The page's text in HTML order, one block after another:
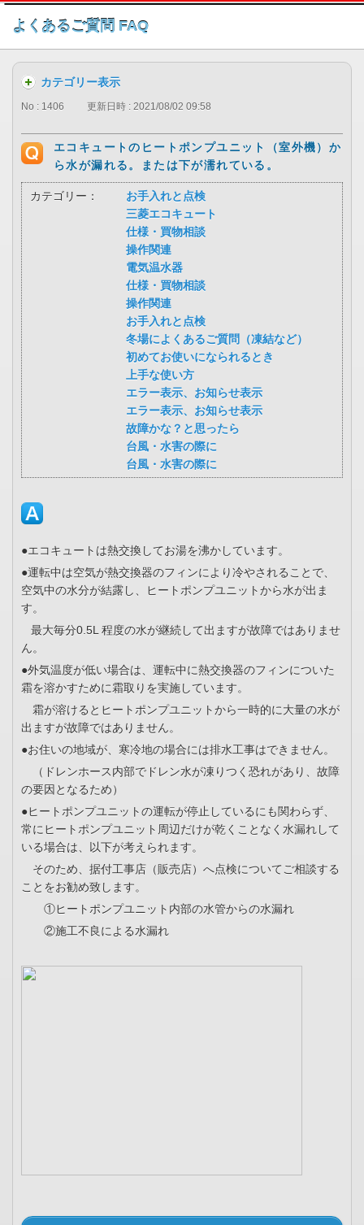
このページの本文へ
よくあるご質問 FAQ
カテゴリー表示
No : 1406 更新日時 : 2021/08/02 09:58
エコキュートのヒートポンプユニット（室外機）か
ら水が漏れる。または下が濡れている。
カテゴリー：
お手入れと点検
三菱エコキュート
仕様・買物相談
操作関連
電気温水器
仕様・買物相談
操作関連
お手入れと点検
冬場によくあるご質問（凍結など）
初めてお使いになられるとき
上手な使い方
エラー表示、お知らせ表示
エラー表示、お知らせ表示
故障かな？と思ったら
台風・水害の際に
台風・水害の際に
●エコキュートは熱交換してお湯を沸かしています。
●運転中は空気が熱交換器のフィンにより冷やされることで、
空気中の水分が結露し、ヒートポンプユニットから水が出ま
す。
最大毎分0.5L 程度の水が継続して出ますが故障ではありませ
ん。
●外気温度が低い場合は、運転中に熱交換器のフィンについた
霜を溶かすために霜取りを実施しています。
霜が溶けるとヒートポンプユニットから一時的に大量の水が
出ますが故障ではありません。
●お住いの地域が、寒冷地の場合には排水工事はできません。
（ドレンホース内部でドレン水が凍りつく恐れがあり、故障
の要因となるため）
●ヒートポンプユニットの運転が停止しているにも関わらず、
常にヒートポンプユニット周辺だけが乾くことなく水漏れして
いる場合は、以下が考えられます。
そのため、据付工事店（販売店）へ点検についてご相談する
ことをお勧め致します。
①ヒートポンプユニット内部の水管からの水漏れ
②施工不良による水漏れ